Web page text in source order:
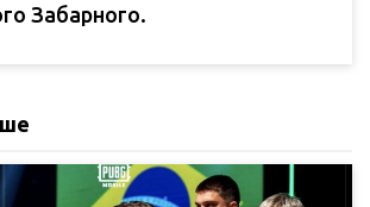
Забарного.